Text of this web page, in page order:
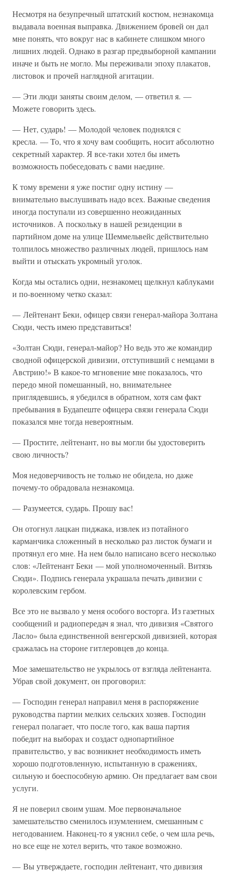
Несмотря на безупречный штатский костюм, незнакомца
выдавала военная выправка. Движением бровей он дал
мне понять, что вокруг нас в кабинете слишком много
лишних людей. Однако в разгар предвыборной кампании
иначе и быть не могло. Мы переживали эпоху плакатов,
листовок и прочей наглядной агитации.
— Эти люди заняты своим делом, — ответил я. —
Можете говорить здесь.
— Нет, сударь! — Молодой человек поднялся с
кресла. — То, что я хочу вам сообщить, носит абсолютно
секретный характер. Я все-таки хотел бы иметь
возможность побеседовать с вами наедине.
К тому времени я уже постиг одну истину —
внимательно выслушивать надо всех. Важные сведения
иногда поступали из совершенно неожиданных
источников. А поскольку в нашей резиденции в
партийном доме на улице Шеммельвейс действительно
толпилось множество различных людей, пришлось нам
выйти и отыскать укромный уголок.
Когда мы остались одни, незнакомец щелкнул каблуками
и по-военному четко сказал:
— Лейтенант Беки, офицер связи генерал-майора Золтана
Сюди, честь имею представиться!
«Золтан Сюди, генерал-майор? Но ведь это же командир
сводной офицерской дивизии, отступивший с немцами в
Австрию!» В какое-то мгновение мне показалось, что
передо мной помешанный, но, внимательнее
приглядевшись, я убедился в обратном, хотя сам факт
пребывания в Будапеште офицера связи генерала Сюди
показался мне тогда невероятным.
— Простите, лейтенант, но вы могли бы удостоверить
свою личность?
Моя недоверчивость не только не обидела, но даже
почему-то обрадовала незнакомца.
— Разумеется, сударь. Прошу вас!
Он отогнул лацкан пиджака, извлек из потайного
карманчика сложенный в несколько раз листок бумаги и
протянул его мне. На нем было написано всего несколько
слов: «Лейтенант Беки — мой уполномоченный. Витязь
Сюди». Подпись генерала украшала печать дивизии с
королевским гербом.
Все это не вызвало у меня особого восторга. Из газетных
сообщений и радиопередач я знал, что дивизия «Святого
Ласло» была единственной венгерской дивизией, которая
сражалась на стороне гитлеровцев до конца.
Мое замешательство не укрылось от взгляда лейтенанта.
Убрав свой документ, он проговорил:
— Господин генерал направил меня в распоряжение
руководства партии мелких сельских хозяев. Господин
генерал полагает, что после того, как ваша партия
победит на выборах и создаст однопартийное
правительство, у вас возникнет необходимость иметь
хорошо подготовленную, испытанную в сражениях,
сильную и боеспособную армию. Он предлагает вам свои
услуги.
Я не поверил своим ушам. Мое первоначальное
замешательство сменилось изумлением, смешанным с
негодованием. Наконец-то я уяснил себе, о чем шла речь,
но все еще не хотел верить, что такое возможно.
— Вы утверждаете, господин лейтенант, что дивизия